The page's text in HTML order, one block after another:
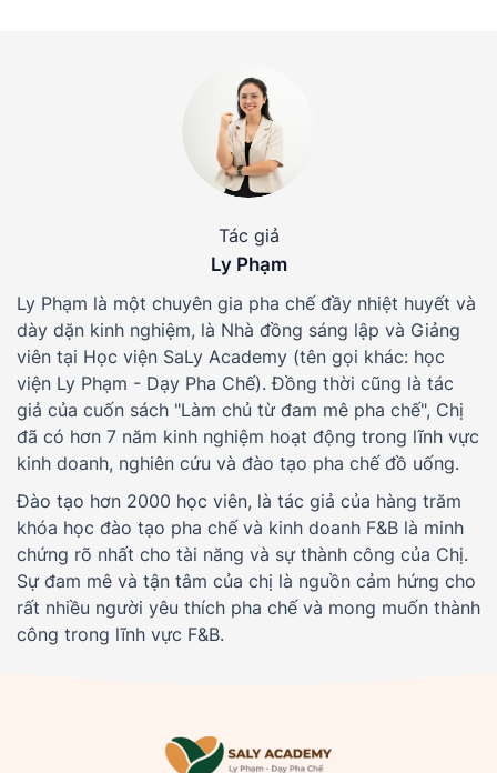
Tác giả
Ly Phạm
Ly Phạm là một chuyên gia pha chế đầy nhiệt huyết và
dày dặn kinh nghiệm, là Nhà đồng sáng lập và Giảng
viên tại Học viện SaLy Academy (tên gọi khác: học
viện Ly Phạm - Dạy Pha Chế). Đồng thời cũng là tác
giả của cuốn sách "Làm chủ từ đam mê pha chế", Chị
đã có hơn 7 năm kinh nghiệm hoạt động trong lĩnh vực
kinh doanh, nghiên cứu và đào tạo pha chế đồ uống.
Đào tạo hơn 2000 học viên, là tác giả của hàng trăm
khóa học đào tạo pha chế và kinh doanh F&B là minh
chứng rõ nhất cho tài năng và sự thành công của Chị.
Sự đam mê và tận tâm của chị là nguồn cảm hứng cho
rất nhiều người yêu thích pha chế và mong muốn thành
công trong lĩnh vực F&B.